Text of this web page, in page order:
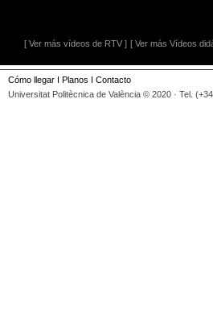
[ Ver más vídeos de RTV ] [ Ver más Vídeos
Cómo llegar I Planos I Contacto
Universitat Politècnica de València © 2020 · Tel.